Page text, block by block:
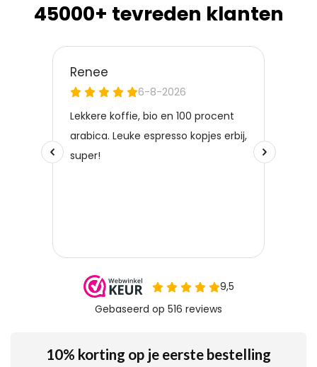
45000+ tevreden klanten
10% korting op je eerste bestelling